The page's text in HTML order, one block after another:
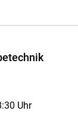
Uhr